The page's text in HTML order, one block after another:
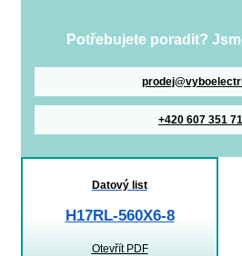
Potřebujete poradit?
+420 607 351
Datový list
H17RL-560X6-8
Otevřít PDF